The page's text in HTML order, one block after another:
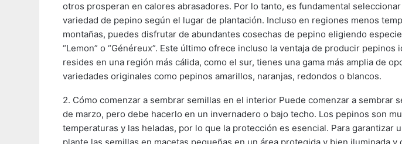
otros prosperan en calores abrasadores. Por lo tanto, es fundamental
variedad de pepino según el lugar de plantación. Incluso en regiones menos
montañas, puedes disfrutar de abundantes cosechas de pepino eligiendo
“Lemon” o “Généreux”. Este último ofrece incluso la ventaja de producir pepinos
resides en una región más cálida, como el sur, tienes una gama más amplia de
variedades originales como pepinos amarillos, naranjas, redondos o blancos.
2. Cómo comenzar a sembrar semillas en el interior Puede comenzar a sembrar
de marzo, pero debe hacerlo en un invernadero o bajo techo. Los pepinos son
temperaturas y las heladas, por lo que la protección es esencial. Para garantizar